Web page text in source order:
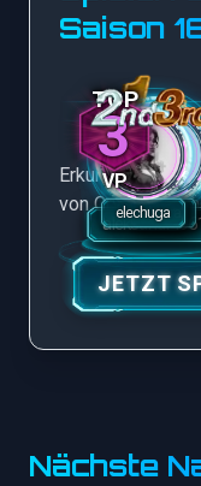
Saison
3
VP
Erkunden Sie
von Crypto
JETZT
Nächste